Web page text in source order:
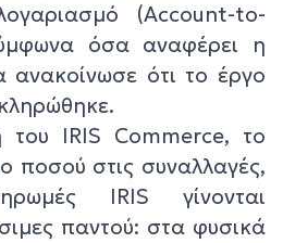
(Αccount-to-
όσα αναφέρει η
ότι το έργο
IRIS Commerce, το
ποσού στις συναλλαγές,
IRIS γίνονται
παντού: στα φυσικά